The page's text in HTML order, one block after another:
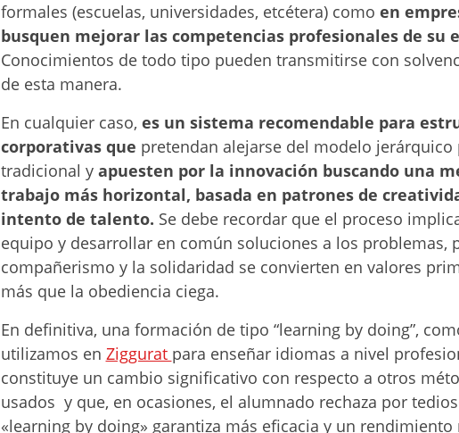
formales (escuelas, universidades, etcétera) como en
busquen mejorar las competencias profesionales de su
Conocimientos de todo tipo pueden transmitirse con
de esta manera.
En cualquier caso, es un sistema recomendable para
corporativas que pretendan alejarse del modelo jerárquico
tradicional y apuesten por la innovación buscando una
trabajo más horizontal, basada en patrones de
intento de talento. Se debe recordar que el proceso
equipo y desarrollar en común soluciones a los problemas,
compañerismo y la solidaridad se convierten en valores
más que la obediencia ciega.
En definitiva, una formación de tipo “learning by doing”,
utilizamos en Ziggurat para enseñar idiomas a nivel
constituye un cambio significativo con respecto a otros
usados y que, en ocasiones, el alumnado rechaza por
«learning by doing» garantiza más eficacia y un rendimiento